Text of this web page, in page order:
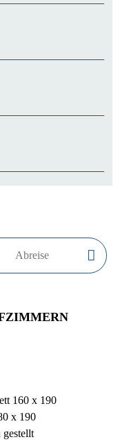
160 x 190
x 190
gestellt